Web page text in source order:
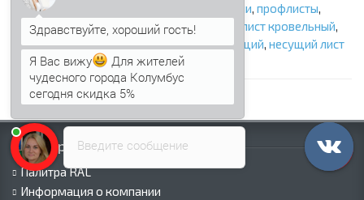
профлист для забора
профлист для крыши, профлисты,
профлист,кровельный профнастил профлист кровельный,
профнастил для крыши,профнастил несущий, несущий лист
профилированный
Информация
Палитра RAL
Информация о компании
Введите сообщение
Я Вас вижу
Для жителей
чудесного города Колумбус
сегодня скидка 5%